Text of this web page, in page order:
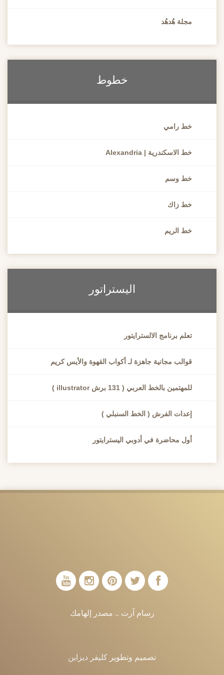
مجلة هُدهُد
خطوط
خط رامي
خط الاسكندرية | Alexandria
خط وسم
خط زاك
خط الريم
اليستراتور
تعلم برنامج الالسترايتور
قوالب مجانية جاهزة لـ أكواب القهوة والأيس كريم
للمهتمين بالخط العربي ( 131 برش illustrator )
إعدات الفرش ( الخط السنبلي )
أول محاضرة في أدوبي اليسترايتور
رسام آرت .. مصدر إلهامك
تصميم وتطوير كليفر ديزاين